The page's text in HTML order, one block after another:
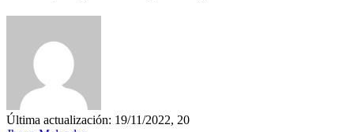
Última actualización: 19/11/2022, 20